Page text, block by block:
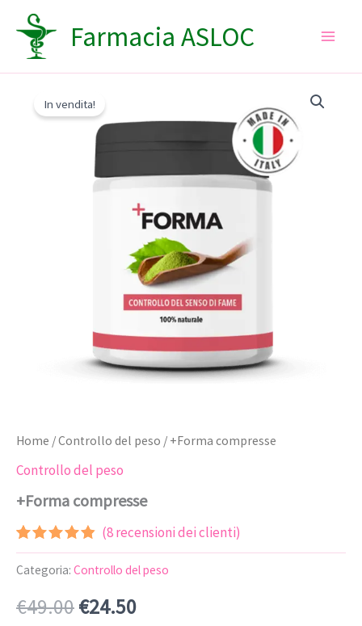
contenuto
Farmacia ASLOC
In vendita!
Home /Controllo del peso / +Forma compresse
Controllo del peso
+Forma compresse
Valutato
4.71su 5
su base
7
recensioni
(8recensioni dei clienti)
Categoria: Controllo del peso
€49.00Il
€24.50Il